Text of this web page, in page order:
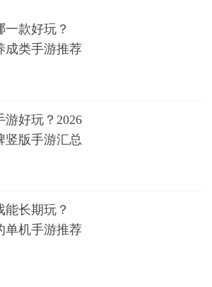
款好玩？
成类手游推荐
好玩？2026
竖版手游汇总
长期玩？
单机手游推荐